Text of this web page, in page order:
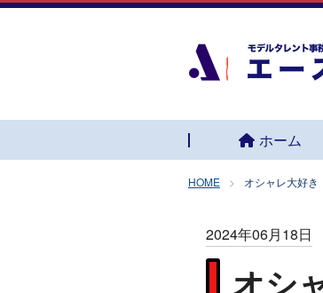
ホーム
HOME オシャレ大好
2024年06月18日
オシ